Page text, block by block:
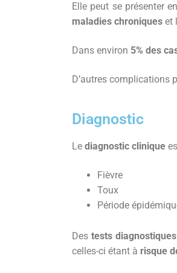
Elle peut se présenter en
maladies chroniques et
Dans environ 5% des
D’autres complications
Diagnostic
Le diagnostic clinique
Fièvre
Toux
Période
Destests diagnostiques
celles-ci étant à risque